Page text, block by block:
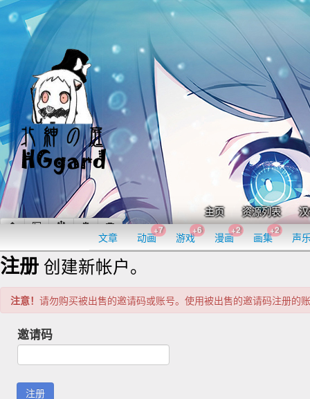
主页 资源列表
文章 动画
+7
游戏
+6
漫画
+2
画集
+2
声
注册 创建新帐户。
注意！ 请勿购买被出售的邀请码或账号。使用被出售的邀请码注册的
邀请码